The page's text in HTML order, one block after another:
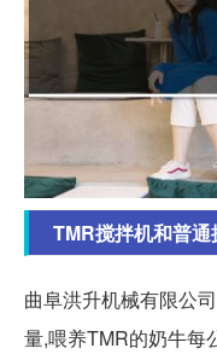
TMR搅拌机和普
曲阜洪升机械有限公
量,喂养TMR的奶牛